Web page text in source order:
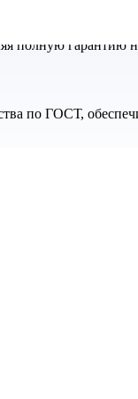
полную гарантию
по ГОСТ,
высокое